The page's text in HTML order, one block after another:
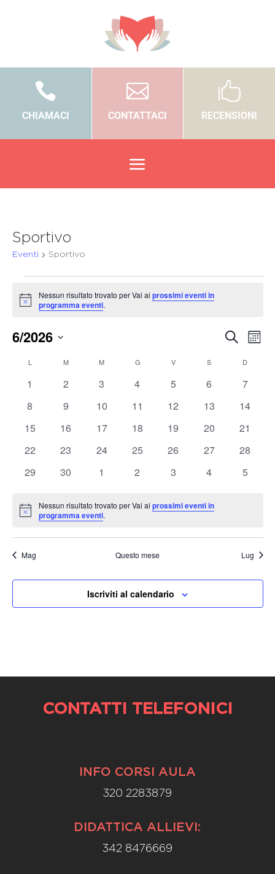

CHIAMACI

CONTATTACI

RECENSIONI
Sportivo
Eventi Sportivo
Notice
Nessun risultato trovato per Vai aiprossimi eventi in
programma eventi.
Eventi
viste
Cerca
Mese
6/2026
Calendario
L MMARTEDÌ M MERCOLEDÌ
G VVENERDÌ S D
0
1
0
2
0
3
0
4
0
5
0
6
0
7
0
8
0
9
0
10
0
11
0
12
0
13
0
14
0
15
0
16
0
17
0
18
0
19
0
20
0
21
0
22
0
23
0
24
0
25
0
26
0
27
0
28
0
29
0
30
0
1
0
2
0
3
0
4
0
5
Notice
Nessun risultato trovato per Vai aiprossimi eventi in
programma eventi.
Mag Questo mese Lug
Iscriviti al calendario
CONTATTI TELEFONICI
INFO CORSI AULA
320 2283879
DIDATTICA ALLIEVI:
342 8476669